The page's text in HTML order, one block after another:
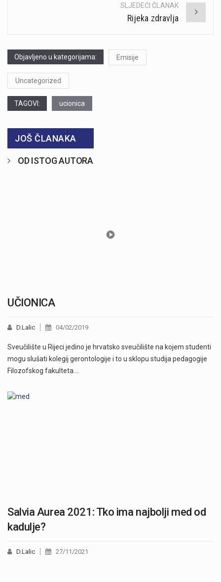
SLJEDEĆI ČLANAK
Rijeka zdravlja
Objavljeno u kategorijama: Emisije
Uncategorized
TAGOVI: ucionica
JOŠ ČLANAKA
OD ISTOG AUTORA
UČIONICA
D.Lalic 04/02/2019
Sveučilište u Rijeci jedino je hrvatsko sveučilište na kojem studenti
mogu slušati kolegij gerontologije i to u sklopu studija pedagogije
Filozofskog fakulteta.…
Salvia Aurea 2021: Tko ima najbolji med od
kadulje?
D.Lalic 27/11/2021